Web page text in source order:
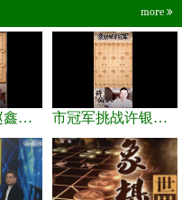
more
郭中基大战赵鑫鑫，许银川激情讲解 市冠军挑战许银川，急进中兵变化真激烈！